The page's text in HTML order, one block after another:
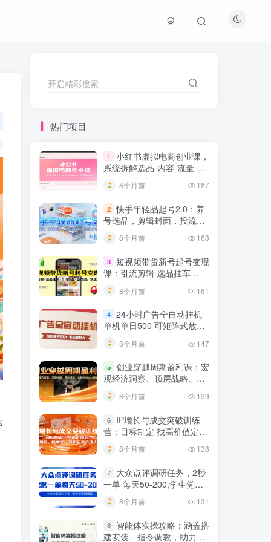
开启精彩搜索
热门项目
1
小红书虚拟电商创业课，
系统拆解选品-内容-流量-变
8个月前 187
2 快手年轻品起号2.0：养
号选品，剪辑封面，投流技
8个月前 163
3
短视频带货新号起号变现
课：引流剪辑 选品挂车 千
川测品 自然流，快速起量
8个月前 161
4 24小时广告全自动挂机
单机单日500 可矩阵式放大
无需人工看守 新手小白轻松
玩转8个月前 147
5 创业穿越周期盈利课：宏
观经济洞察、顶层战略、团
队搭建，实现持续成长稳定
变现8个月前 139
6
IP增长与成交突破训练
营：目标制定 找高价值定
引高价值人脉
8个月前 138
7
大众点评调研任务，2秒
一单 每天50-200,学生党宝
8个月前 131
8
智能体实操攻略：涵盖搭
建安装、指令调教，助力搭